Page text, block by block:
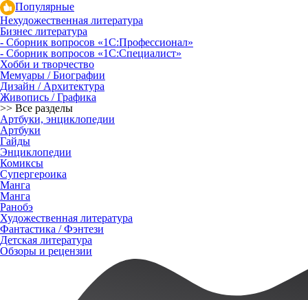
Популярные
Нехудожественная литература
Бизнес литература
- Сборник вопросов «1С:Профессионал»
- Сборник вопросов «1С:Специалист»
Хобби и творчество
Мемуары / Биографии
Дизайн / Архитектура
Живопись / Графика
>> Все разделы
Артбуки, энциклопедии
Артбуки
Гайды
Энциклопедии
Комиксы
Супергероика
Манга
Манга
Ранобэ
Художественная литература
Фантастика / Фэнтези
Детская литература
Обзоры и рецензии